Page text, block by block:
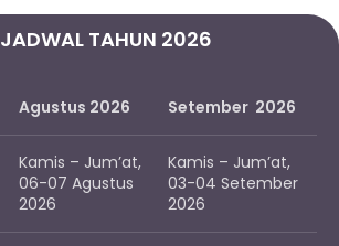
JADWAL TAHUN 2026
Agustus 2026 Setember 2026
Kamis – Jum’at,
06-07 Agustus
2026
Kamis – Jum’at,
03-04 Setember
2026